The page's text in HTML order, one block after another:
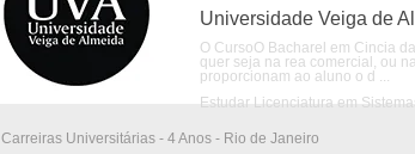
Universidade Veiga de
O CursoO Bacharel em Cincia
quer seja na rea comercial, ou
proporcionam ao aluno o d ...
Estudar Licenciatura em
Carreiras Universitárias - 4 Anos - Rio de Janeiro